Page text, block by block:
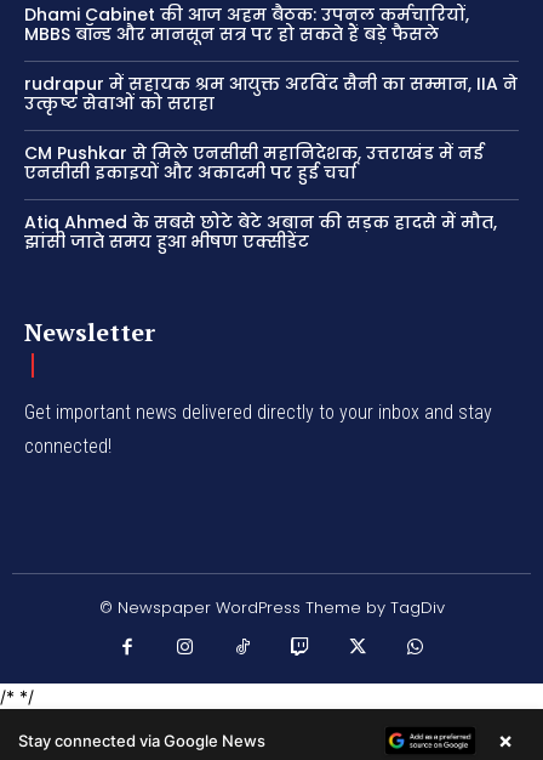
Dhami Cabinet की आज अहम बैठक: उपनल कर्मचारियों,
MBBS बॉन्ड और मानसून सत्र पर हो सकते हैं बड़े फैसले
rudrapur में सहायक श्रम आयुक्त अरविंद सैनी का सम्मान, IIA ने
उत्कृष्ट सेवाओं को सराहा
CM Pushkar से मिले एनसीसी महानिदेशक, उत्तराखंड में नई
एनसीसी इकाइयों और अकादमी पर हुई चर्चा
Atiq Ahmed के सबसे छोटे बेटे अबान की सड़क हादसे में मौत,
झांसी जाते समय हुआ भीषण एक्सीडेंट
Newsletter
Get important news delivered directly to your inbox and stay
connected!
© Newspaper WordPress Theme by TagDiv
Stay connected via Google News ×
/* */